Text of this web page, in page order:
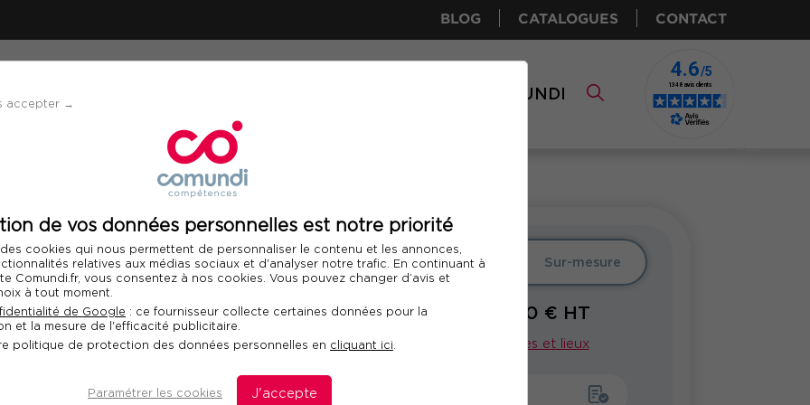
accepter →
de vos données personnelles est notre priorité
cookies qui nous permettent de personnaliser le contenu et les annonces,
relatives aux médias sociaux et d'analyser notre trafic. En continuant à
Comundi.fr, vous consentez à nos cookies. Vous pouvez changer d’avis et
à tout moment.
de Google : ce fournisseur collecte certaines données pour la
et la mesure de l'efficacité publicitaire.
politique de protection des données personnelles en cliquant ici.
Paramétrer les cookies J'accepte
BLOG CATALOGUES CONTACT
COMUNDI
média, achat d'espace, bilan de campagne
Télécharger le programme
média, achat
les clés pour acquérir les
Inter Intra Sur-mesure
À PARTIR DE 1490 € HT
Voir nos dates et lieux